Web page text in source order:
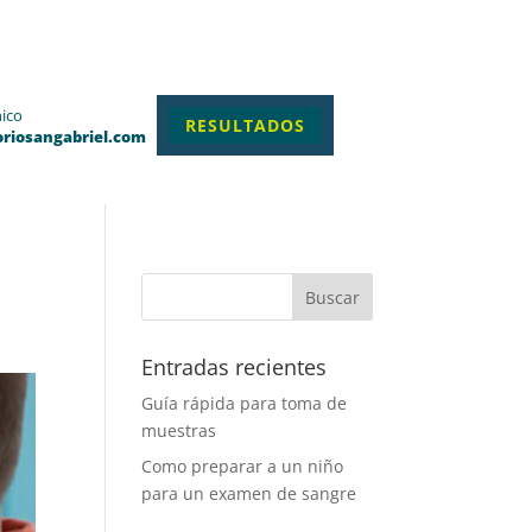
RESULTADOS
Entradas recientes
Guía rápida para toma de
muestras
Como preparar a un niño
para un examen de sangre